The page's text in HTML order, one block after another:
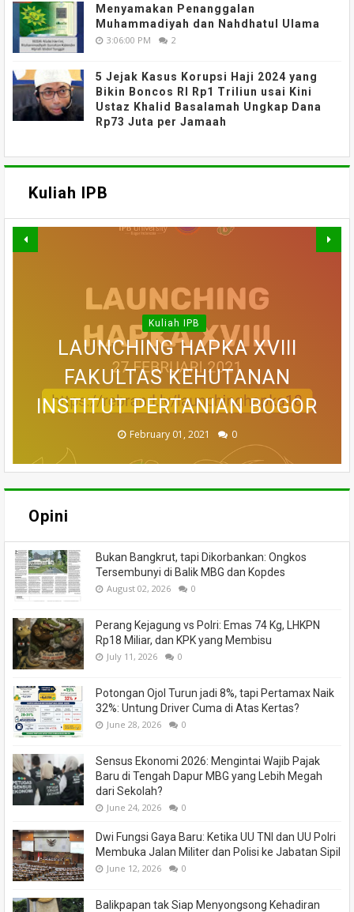
Menyamakan Penanggalan
Muhammadiyah dan Nahdhatul Ulama
3:06:00 PM 2
5 Jejak Kasus Korupsi Haji 2024 yang
Bikin Boncos RI Rp1 Triliun usai Kini
Ustaz Khalid Basalamah Ungkap Dana
Rp73 Juta per Jamaah
Kuliah IPB
WEBINAR NASIONAL SERI III :
PERAN SERTA MASYARAKAT
DALAM PELESTARIAN DAN
PENGELOLAAN HUTAN
June 13, 2024 0
LOMBA FOTOGRAFI &
VIDEOGRAFI HAPKA 2021
September 17, 2021 0
Kuliah IPB
LAUNCHING HAPKA XVIII
FAKULTAS KEHUTANAN
INSTITUT PERTANIAN BOGOR
February 01, 2021 0
MATERI WEBINAR DARING :
PENGAJIAN PERHUTANAN
SOSIAL : TANTANGAN
KEBIJAKAN PENDAMPINGAN
PERHUTANAN SOSIAL
August 06, 2020 0
FAHUTAN TALK SERIES 5 :
PELUANG DAN TANTANGAN
MULTI USAHA KEHUTANAN
DALAM PENGELOLAAN HUTAN
LESTARI
July 27, 2020 0
MATERI KULIAH UMUM DARING
: ETIKA, SAINS, DAN POLITIK
DALAM KEBIJAKAN SUMBER
DAYA ALAM
July 02, 2020 0
MATERI WEBINAR DARING :
EVALUASI PENERAPAN
TEKNOLOGI MODIFIKASI CUACA
UNTUK MITIGASI BENCANA
KARHUTLA
June 18, 2020 0
MATERI KULIAH UMUM DARING
: MEMAHAMI KEBAKARAN
LAHAN GAMBUT
June 16, 2020 0
Opini
Bukan Bangkrut, tapi Dikorbankan: Ongkos
Tersembunyi di Balik MBG dan Kopdes
August 02, 2026 0
Perang Kejagung vs Polri: Emas 74 Kg, LHKPN
Rp18 Miliar, dan KPK yang Membisu
July 11, 2026 0
Potongan Ojol Turun jadi 8%, tapi Pertamax Naik
32%: Untung Driver Cuma di Atas Kertas?
June 28, 2026 0
Sensus Ekonomi 2026: Mengintai Wajib Pajak
Baru di Tengah Dapur MBG yang Lebih Megah
dari Sekolah?
June 24, 2026 0
Dwi Fungsi Gaya Baru: Ketika UU TNI dan UU Polri
Membuka Jalan Militer dan Polisi ke Jabatan Sipil
June 12, 2026 0
Balikpapan tak Siap Menyongsong Kehadiran